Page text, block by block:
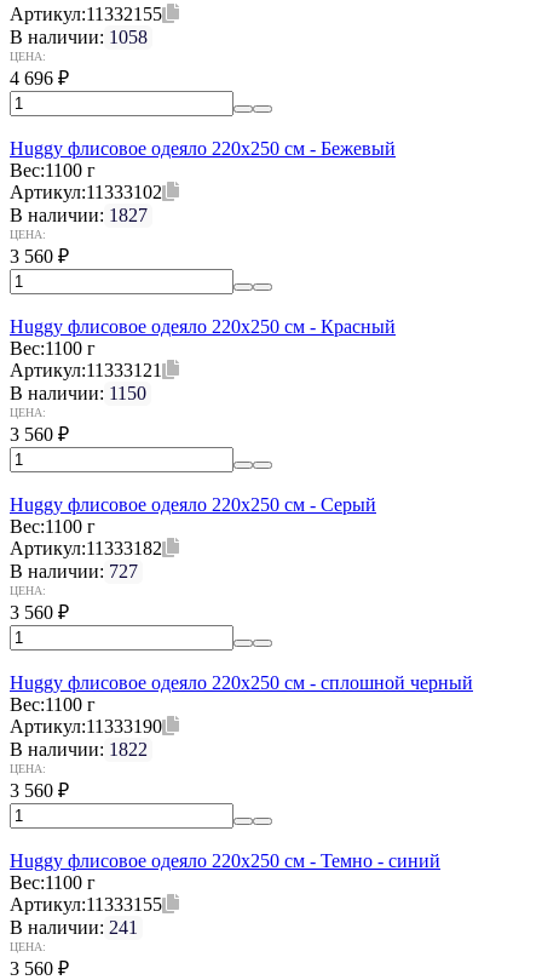
Артикул:11332155
В наличии: 1058
ЦЕНА:
4 696 ₽
Huggy флисовое одеяло 220x250 см - Бежевый
Вес:1100 г
Артикул:11333102
В наличии: 1827
ЦЕНА:
3 560 ₽
Huggy флисовое одеяло 220x250 см - Красный
Вес:1100 г
Артикул:11333121
В наличии: 1150
ЦЕНА:
3 560 ₽
Huggy флисовое одеяло 220x250 см - Серый
Вес:1100 г
Артикул:11333182
В наличии: 727
ЦЕНА:
3 560 ₽
Huggy флисовое одеяло 220x250 см - сплошной черный
Вес:1100 г
Артикул:11333190
В наличии: 1822
ЦЕНА:
3 560 ₽
Huggy флисовое одеяло 220x250 см - Темно - синий
Вес:1100 г
Артикул:11333155
В наличии: 241
ЦЕНА:
3 560 ₽